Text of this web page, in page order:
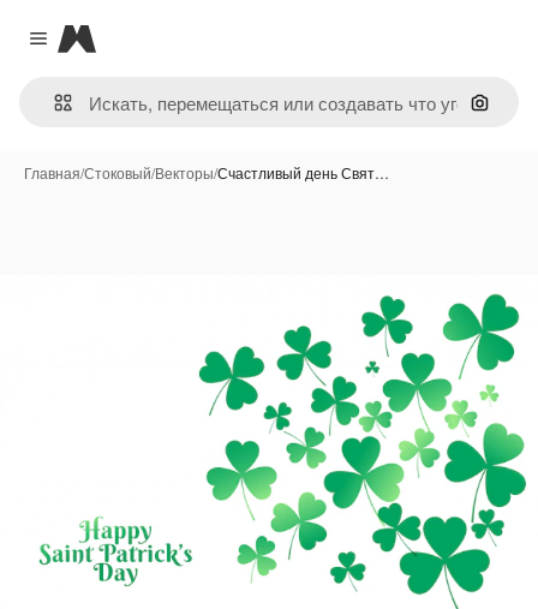
Close menu
Magnific
Поиск
Главная/Стоковый/Векторы/Счастливый день Свят…